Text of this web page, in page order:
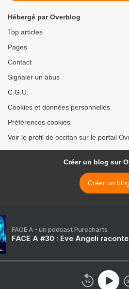
Hébergé par Overblog
Top articles
Pages
Contact
Signaler un abus
C.G.U.
Cookies et données personnelles
Préférences cookies
Voir le profil de occitan sur le portail
Créer un blog sur
Créer un blog
FACE A - un podcast Purecharts
FACE A #30 : Eve Angeli